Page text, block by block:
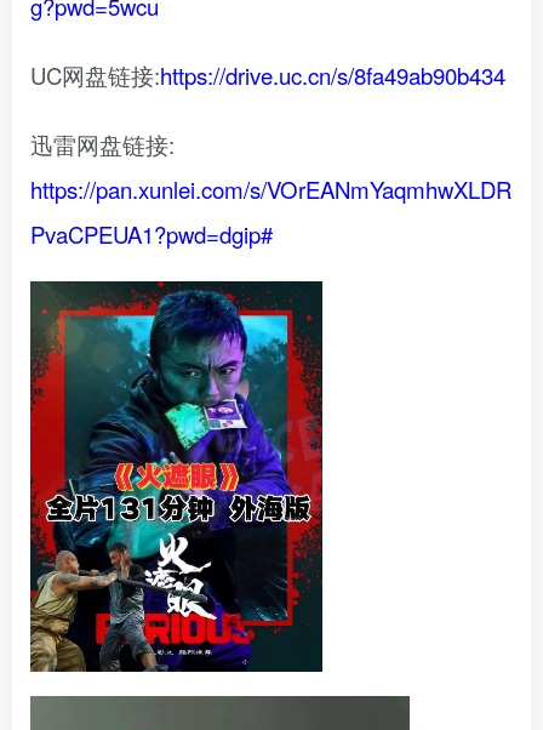
UC网盘链接:https://drive.uc.cn/s/8fa49ab90b434
迅雷网盘链接:
https://pan.xunlei.com/s/VOrEANmYaqmhwXLDR
PvaCPEUA1?pwd=dgip#